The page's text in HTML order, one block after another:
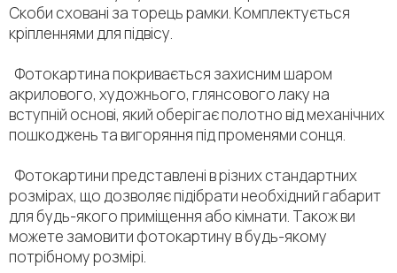
Скоби сховані за торець рамки. Комплектується
кріпленнями для підвісу.
Фотокартина покривається захисним шаром
акрилового, художнього, глянсового лаку на
вступній основі, який оберігає полотно від механічних
пошкоджень та вигоряння під променями сонця.
Фотокартини представлені в різних стандартних
розмірах, що дозволяє підібрати необхідний габарит
для будь-якого приміщення або кімнати. Також ви
можете замовити фотокартину в будь-якому
потрібному розмірі.